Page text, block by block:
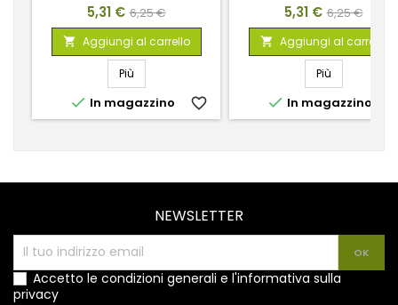
Prezzo
5,31 € Prezzo
base
6,25 €
 Aggiungi al carrello
Più
 In magazzino favorite_border
Prezzo
5,31 € Prezzo
base
6,25 €
 Aggiungi al carrello
Più
 In magazzino
NEWSLETTER
Accetto le condizioni generali e l'informativa sulla
privacy